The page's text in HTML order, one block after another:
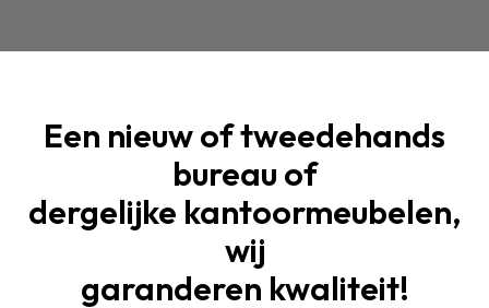
Een nieuw of tweedehands
bureau of
dergelijke kantoormeubelen,
wij
garanderen kwaliteit!